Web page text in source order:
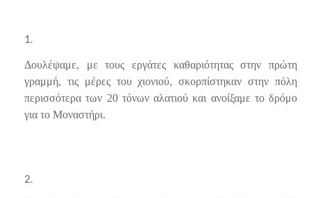
Δουλέψαμε, με τους εργάτες καθαριότητας στην πρώτη
γραμμή, τις μέρες του χιονιού, σκορπίστηκαν στην πόλη
περισσότερα των 20 τόνων αλατιού και ανοίξαμε το δρόμο
για το Μοναστήρι.